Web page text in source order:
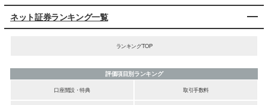
ネット証券ランキング一覧
ランキングTOP
評価項目別ランキング
口座開設・特典
取引手数料